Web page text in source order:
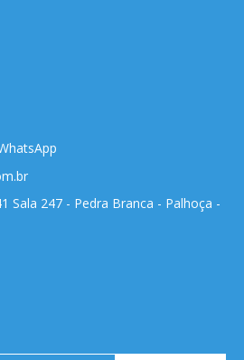
Sala 247 - Pedra Branca - Palhoça -